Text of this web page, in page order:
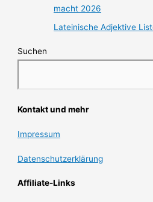
macht 2026
Lateinische Adjektive
Suchen
Kontakt und mehr
Impressum
Datenschutzerklärung
Affiliate-Links